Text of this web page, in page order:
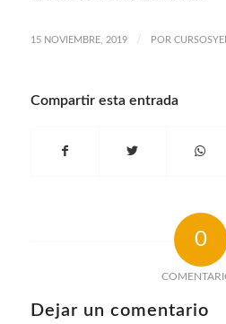
15 NOVIEMBRE, 2019 / POR
Compartir esta entrada
0
Dejar un comentario